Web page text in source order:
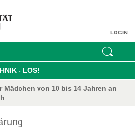
LOGIN
- LOS!
Mädchen von 10 bis 14 Jahren an